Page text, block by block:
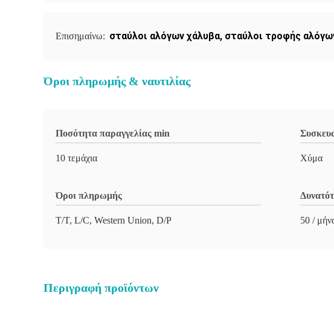
Επισημαίνω: σταύλοι αλόγων χάλυβα, σταύλοι τροφής
Όροι πληρωμής & ναυτιλίας
Ποσότητα παραγγελίας min
10 τεμάχια Χύμα
Όροι πληρωμής
T/T, L/C, Western Union, D/P 50 /
Περιγραφή προϊόντων